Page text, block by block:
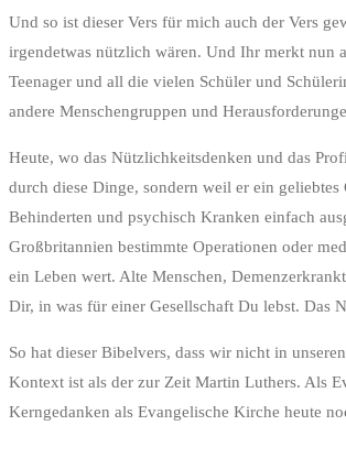
Und so ist dieser Vers für mich auch der Vers
irgendetwas nützlich wären. Und Ihr merkt nun
Teenager und all die vielen Schüler und
andere Menschengruppen und
Heute, wo das Nützlichkeitsdenken und das
durch diese Dinge, sondern weil er ein
Behinderten und psychisch Kranken einfach
Großbritannien bestimmte Operationen oder
ein Leben wert. Alte Menschen,
Dir, in was für einer Gesellschaft Du lebst. Das
So hat dieser Bibelvers, dass wir nicht in
Kontext ist als der zur Zeit Martin Luthers. Als
Kerngedanken als Evangelische Kirche heute